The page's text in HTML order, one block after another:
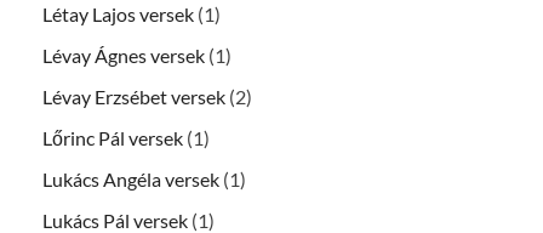
Létay Lajos versek (1)
Lévay Ágnes versek (1)
Lévay Erzsébet versek (2)
Lőrinc Pál versek (1)
Lukács Angéla versek (1)
Lukács Pál versek (1)